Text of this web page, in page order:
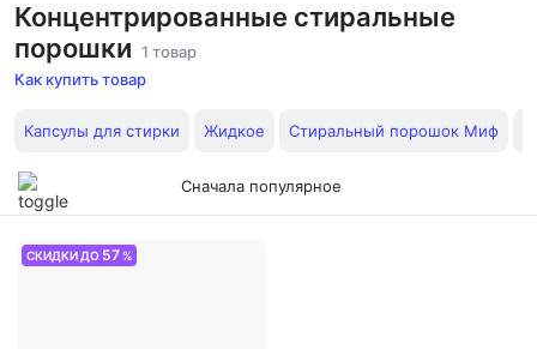
Концентрированные стиральные
порошки 1 товар
Как купить товар
Капсулы для стирки Жидкое Стиральный порошок Миф
Сначала популярное
СКИДКИ ДО 57 %